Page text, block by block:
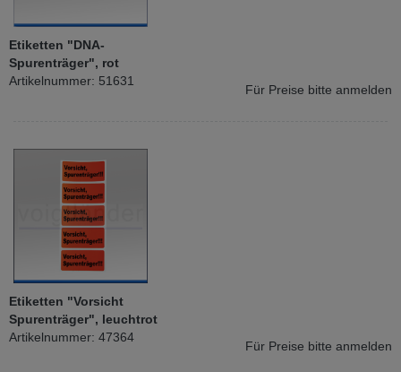
Etiketten "DNA-
Spurenträger", rot
Artikelnummer: 51631
Für Preise bitte anmelden
Etiketten "Vorsicht
Spurenträger", leuchtrot
Artikelnummer: 47364
Für Preise bitte anmelden